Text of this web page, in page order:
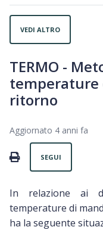
VEDI ALTRO
TERMO -
temperature
ritorno
Aggiornato 4 anni fa
PRINT
SEGUI
In relazione ai
temperature di
ha la seguente